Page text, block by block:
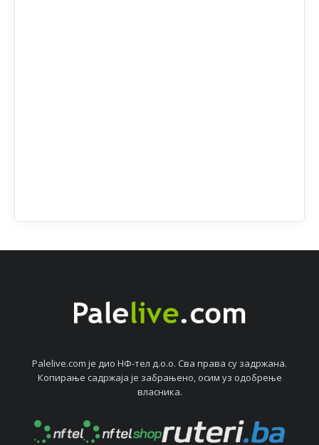
Palelive.com јe дио НФ-тeл д.о.о. Сва права су задржана.
Копирањe садржаја јe забрањeно, осим уз одобрeњe
власника.